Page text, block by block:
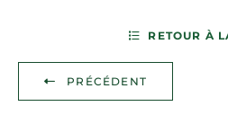
PRÉCÉDENT
RETOUR À